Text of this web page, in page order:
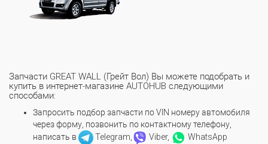
Запчасти GREAT WALL (Грейт Вол) Вы можете подобрать и
купить в интернет-магазине AUTOHUB следующими
способами:
Запросить подбор запчасти по VIN номеру автомобиля
через форму, позвонить по контактному телефону,
написать в
Telegram, Viber,
WhatsApp